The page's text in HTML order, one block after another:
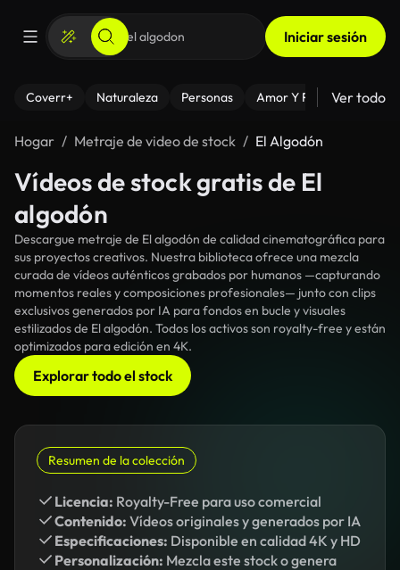
Iniciar sesión
Coverr+ Naturaleza Personas Amor Y Relaciones
Ver todo
Hogar Metraje de video de stock El Algodón
Vídeos de stock gratis de El
algodón
Descargue metraje de El algodón de calidad cinematográfica para
sus proyectos creativos. Nuestra biblioteca ofrece una mezcla
curada de vídeos auténticos grabados por humanos —capturando
momentos reales y composiciones profesionales— junto con clips
exclusivos generados por IA para fondos en bucle y visuales
estilizados de El algodón. Todos los activos son royalty-free y están
optimizados para edición en 4K.
Explorar todo el stock
Resumen de la colección
Licencia: Royalty-Free para uso comercial
Contenido: Vídeos originales y generados por IA
Especificaciones: Disponible en calidad 4K y HD
Personalización: Mezcla este stock o genera